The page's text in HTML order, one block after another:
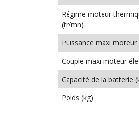
Régime moteur
(tr/mn)
Puissance maxi moteur
Couple maxi moteur
Capacité de la batterie
Poids (kg)